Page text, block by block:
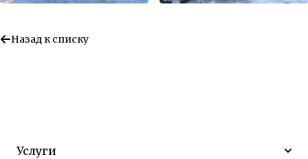
Назад к списку
Услуги